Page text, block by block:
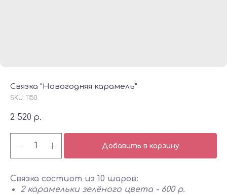
Связка "Новогодняя карамель"
SKU: 1150
2 520 р.
Добавить в корзину
Связка состиот из 10 шаров:
2 карамельки зелёного цвета - 600 р.